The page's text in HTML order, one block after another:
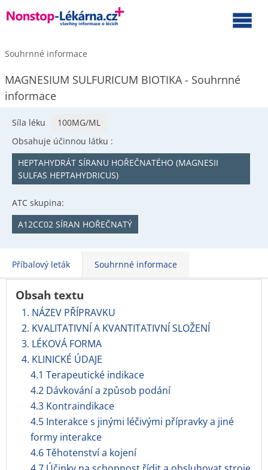
Souhrnné informace
MAGNESIUM SULFURICUM BIOTIKA - Souhrnné
informace
Síla léku
100MG/ML
Obsahuje účinnou látku :
HEPTAHYDRÁT SÍRANU HOŘEČNATÉHO (MAGNESII
SULFAS HEPTAHYDRICUS)
ATC skupina:
A12CC02 SÍRAN HOŘEČNATÝ
Příbalový leták Souhrnné informace
Obsah textu
1. NÁZEV PŘÍPRAVKU
2. KVALITATIVNÍ A KVANTITATIVNÍ SLOŽENÍ
3. LÉKOVÁ FORMA
4. KLINICKÉ ÚDAJE
4.1 Terapeutické indikace
4.2 Dávkování a způsob podání
4.3 Kontraindikace
4.5 Interakce s jinými léčivými přípravky a jiné
formy interakce
4.6 Těhotenství a kojení